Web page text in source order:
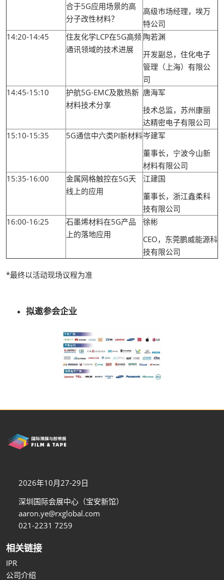
合于5G应用场景的高
分子改性材料？
高级市场经理，埃万
特公司
14:20-14:45
住友化学LCP在5G高频
通讯领域的技术进展
陶若渊
开发副总，住化电子
管理（上海）有限公
司
14:45-15:10
护航5G-EMC及散热新
材料技术分享
唐海军
技术总监，苏州康丽
达精密电子有限公司
15:10-15:35
5G通信中六类PI新材料岑建军
董事长，宁波今山新
材料有限公司
15:35-16:00
金属网格触控在5G天
线上的应用
江建国
董事长，浙江鑫柔科
技有限公司
16:00-16:25
石墨烯材料在5G产品
上的落地应用
徐彬
CEO，东莞鹏威能源科
技有限公司
*最终以活动现场议程为准
拟邀参会企业
2026年10月27-29日
深圳国际会展中心（宝安新馆）
aaron.ye@rxglobal.com
021-2231 7259
相关链接
IPR
公司介绍